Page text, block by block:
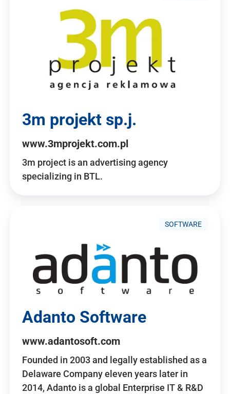
3m projekt sp.j.
www.3mprojekt.com.pl
3m project is an advertising agency
specializing in BTL.
SOFTWARE
Adanto Software
www.adantosoft.com
Founded in 2003 and legally established as a
Delaware Company eleven years later in
2014, Adanto is a global Enterprise IT & R&D